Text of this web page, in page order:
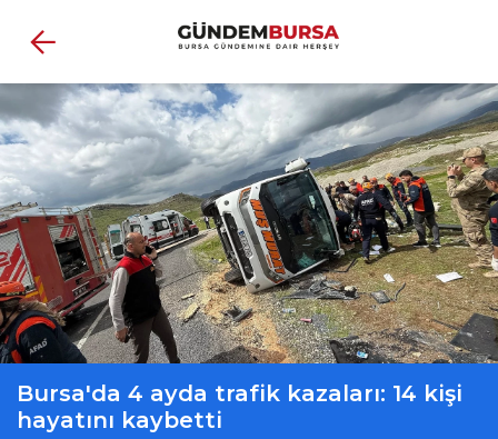
Bursa'da 4 ayda trafik kazaları: 14 kişi
hayatını kaybetti